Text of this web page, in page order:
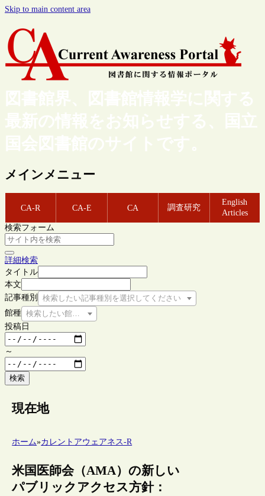
Skip to main content area
図書館界、図書館情報学に関する
最新の情報をお知らせする、国立
国会図書館のサイトです。
メインメニュー
CA-R CA-E CA 調査研究
English
Articles
検索フォーム
詳細検索
タイトル
本文
記事種別
検索したい記事種別を選択してください
館種 検索したい館種を選択してください
投稿日
～
検索
現在地
ホーム»カレントアウェアネス-R
米国医師会（AMA）の新しい
パブリックアクセス方針：